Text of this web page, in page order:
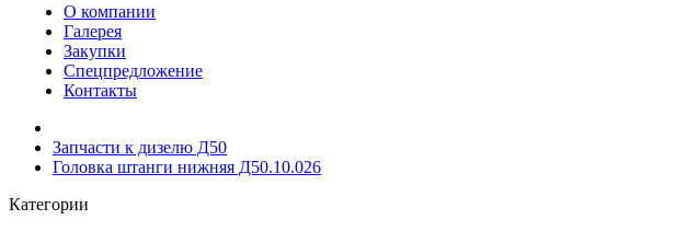
О компании
Галерея
Закупки
Спецпредложение
Контакты
Запчасти к дизелю Д50
Головка штанги нижняя Д50.10.026
Категории